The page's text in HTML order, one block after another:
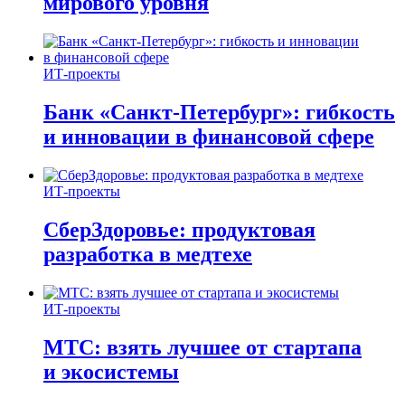
ИТ-проекты
Банк «Санкт-Петербург»: гибкость
и инновации в финансовой сфере
ИТ-проекты
СберЗдоровье: продуктовая
разработка в медтехе
ИТ-проекты
МТС: взять лучшее от стартапа
и экосистемы